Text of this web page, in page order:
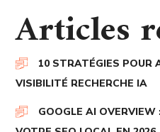
Articles
10 STRATÉGIES POUR
VISIBILITÉ RECHERCHE IA
GOOGLE AI OVERVIEW